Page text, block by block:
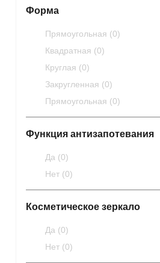
Форма
Прямоугольная (0)
Квадратная (0)
Круглая (0)
Закругленная (0)
Прямоугольная (0)
Функция антизапотевания
Да (0)
Нет (0)
Косметическое зеркало
Да (0)
Нет (0)